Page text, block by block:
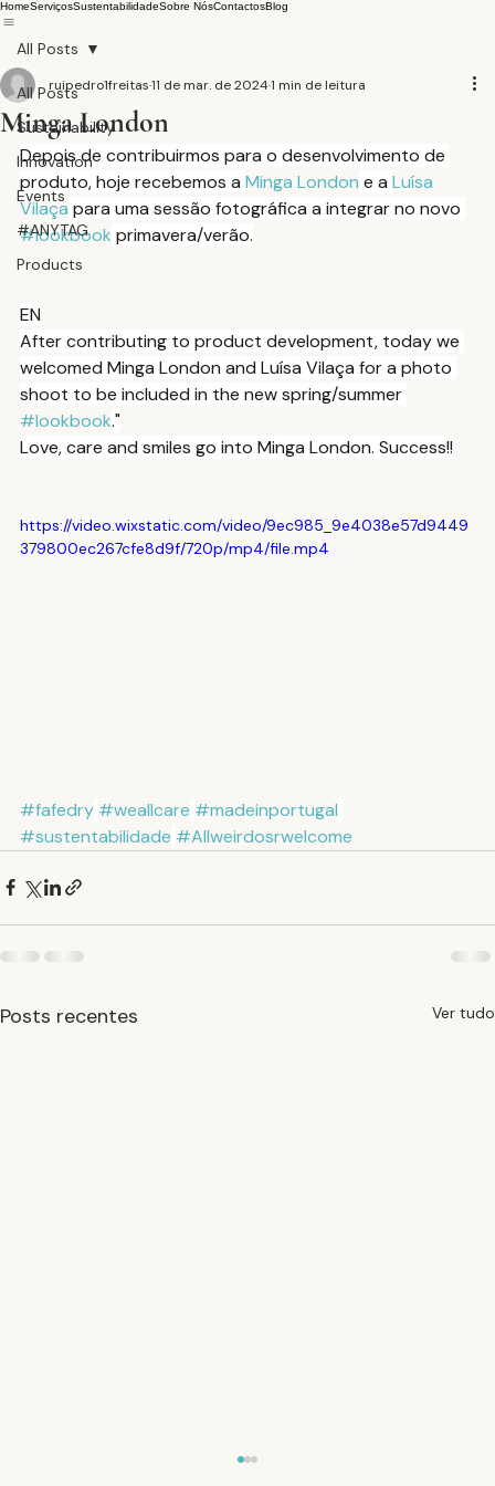
HomeServiçosSustentabilidadeSobre NósContactosBlog
All Posts
Sustainability
Innovation
Events
#ANYTAG
Products
All Posts
Minga London
ruipedro1freitas11 de mar. de 20241 min de leitura
Depois de contribuirmos para o desenvolvimento de
produto, hoje recebemos a Minga London e a Luísa
Vilaça para uma sessão fotográfica a integrar no novo
#lookbook primavera/verão.
EN
After contributing to product development, today we
welcomed Minga London and Luísa Vilaça for a photo
shoot to be included in the new spring/summer
#lookbook."
Love, care and smiles go into Minga London. Success!!
https://video.wixstatic.com/video/9ec985_9e4038e57d9449
379800ec267cfe8d9f/720p/mp4/file.mp4
#fafedry #weallcare #madeinportugal
#sustentabilidade #Allweirdosrwelcome
Posts recentes Ver tudo